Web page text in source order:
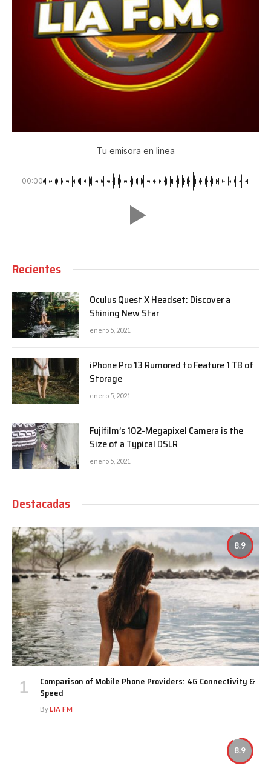
Tu emisora en linea
00:00
Recientes
Oculus Quest X Headset: Discover a
Shining New Star
enero 5, 2021
iPhone Pro 13 Rumored to Feature 1 TB of
Storage
enero 5, 2021
Fujifilm’s 102-Megapixel Camera is the
Size of a Typical DSLR
enero 5, 2021
Destacadas
8.9
Comparison of Mobile Phone Providers: 4G Connectivity &
Speed
ByLIA FM
8.9